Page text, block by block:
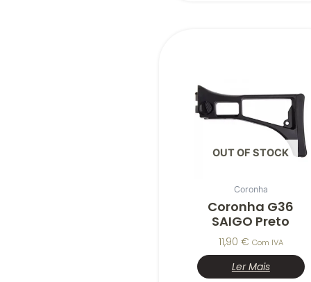
OUT OF STOCK
Coronha
Coronha G36
SAIGO Preto
11,90 € Com IVA
Ler Mais